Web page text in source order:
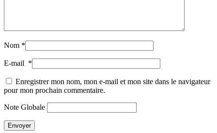
Nom *
E-mail *
Enregistrer mon nom, mon e-mail et mon site dans le navigateur
pour mon prochain commentaire.
Note Globale
Envoyer